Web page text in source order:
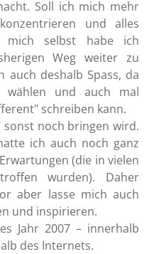
Soll ich mich mehr
und alles
mich selbst habe ich
Weg weiter zu
auch deshalb Spass, da
wählen und auch mal
schreiben kann.
sonst noch bringen wird.
ich auch noch ganz
(die in vielen
wurden). Daher
aber lasse mich auch
und inspirieren.
Jahr 2007 – innerhalb
des Internets.